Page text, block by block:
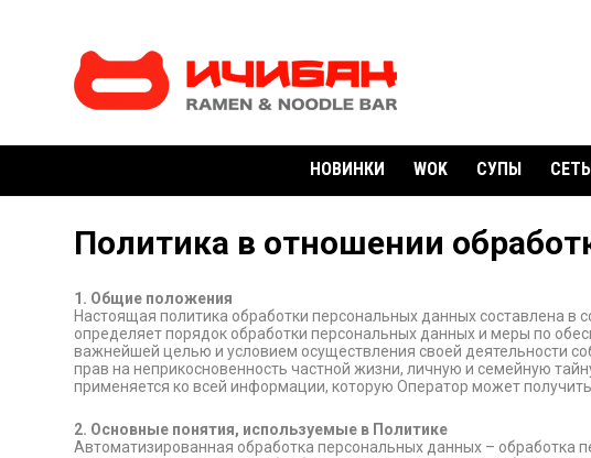
НОВИНКИ WOK СУПЫ
Политика в отношении
1. Общие положения
Настоящая политика обработки персональных данных составлена
определяет порядок обработки персональных данных и меры по
важнейшей целью и условием осуществления своей деятельности
прав на неприкосновенность частной жизни, личную и семейную
применяется ко всей информации, которую Оператор может
2. Основные понятия, используемые в Политике
Автоматизированная обработка персональных данных – обработка